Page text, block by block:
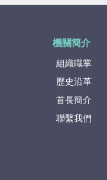
機關簡介
組織職掌
歷史沿革
首長簡介
聯繫我們